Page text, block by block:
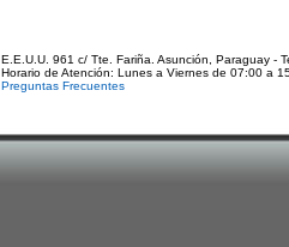
E.E.U.U. 961 c/ Tte. Fariña. Asunción, Paraguay -
Horario de Atención: Lunes a Viernes de 07:00 a
Preguntas Frecuentes